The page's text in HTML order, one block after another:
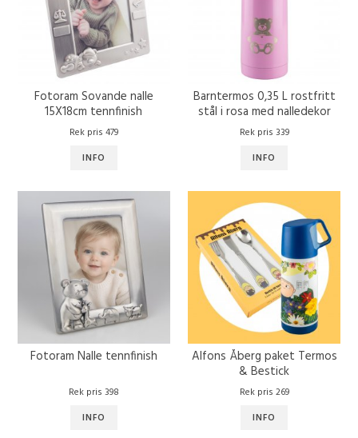
Fotoram Sovande nalle
15X18cm tennfinish
Rek pris 479
INFO
Barntermos 0,35 L rostfritt
stål i rosa med nalledekor
Rek pris 339
INFO
Fotoram Nalle tennfinish
Rek pris 398
INFO
Alfons Åberg paket Termos
& Bestick
Rek pris 269
INFO